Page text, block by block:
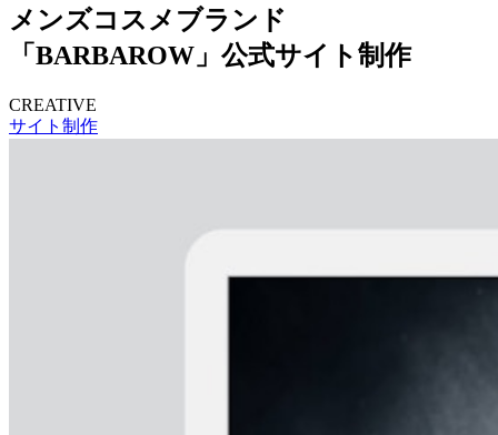
メンズコスメブランド
「BARBAROW」公式サイト制作
CREATIVE
サイト制作